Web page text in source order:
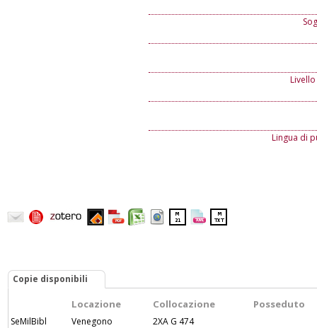
Lingua di
Copie disponibili
Locazione Collocazione Posseduto
SeMilBibl Venegono 2XA G 474